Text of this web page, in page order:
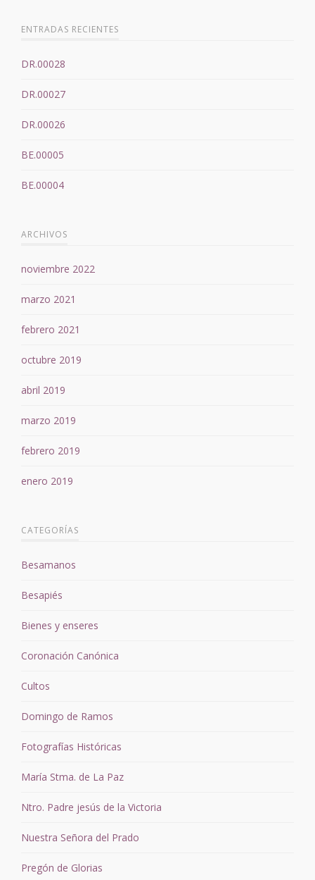
ENTRADAS RECIENTES
DR.00028
DR.00027
DR.00026
BE.00005
BE.00004
ARCHIVOS
noviembre 2022
marzo 2021
febrero 2021
octubre 2019
abril 2019
marzo 2019
febrero 2019
enero 2019
CATEGORÍAS
Besamanos
Besapiés
Bienes y enseres
Coronación Canónica
Cultos
Domingo de Ramos
Fotografías Históricas
María Stma. de La Paz
Ntro. Padre jesús de la Victoria
Nuestra Señora del Prado
Pregón de Glorias